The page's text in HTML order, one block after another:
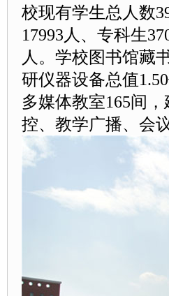
校现有学生总人数
17993人、专科生
人。学校图书馆藏
研仪器设备总值
多媒体教室165间
控、教学广播、会